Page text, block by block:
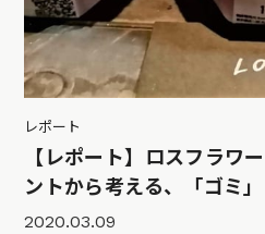
レポート
【レポート】ロスフラワ
ントから考える、「ゴミ
2020.03.09